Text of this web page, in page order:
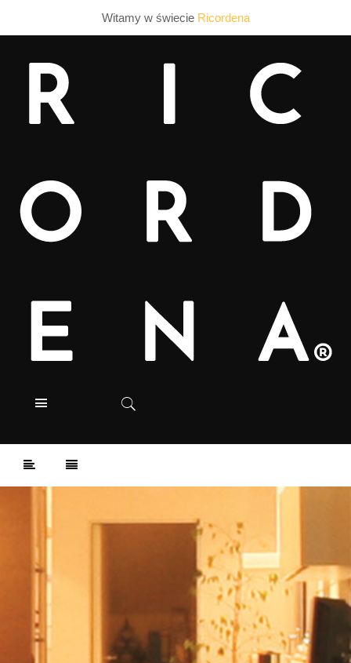
Witamy w świecie Ricordena